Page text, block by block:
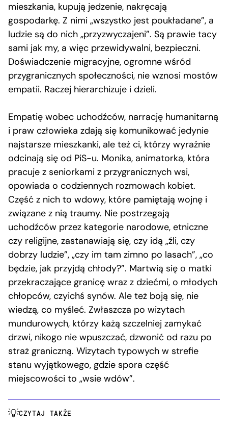
mieszkania, kupują jedzenie, nakręcają
gospodarkę. Z nimi „wszystko jest poukładane”, a
ludzie są do nich „przyzwyczajeni”. Są prawie tacy
sami jak my, a więc przewidywalni, bezpieczni.
Doświadczenie migracyjne, ogromne wśród
przygranicznych społeczności, nie wznosi mostów
empatii. Raczej hierarchizuje i dzieli.
Empatię wobec uchodźców, narrację humanitarną
i praw człowieka zdają się komunikować jedynie
najstarsze mieszkanki, ale też ci, którzy wyraźnie
odcinają się od PiS-u. Monika, animatorka, która
pracuje z seniorkami z przygranicznych wsi,
opowiada o codziennych rozmowach kobiet.
Część z nich to wdowy, które pamiętają wojnę i
związane z nią traumy. Nie postrzegają
uchodźców przez kategorie narodowe, etniczne
czy religijne, zastanawiają się, czy idą „źli, czy
dobrzy ludzie”, „czy im tam zimno po lasach”, „co
będzie, jak przyjdą chłody?”. Martwią się o matki
przekraczające granicę wraz z dziećmi, o młodych
chłopców, czyichś synów. Ale też boją się, nie
wiedzą, co myśleć. Zwłaszcza po wizytach
mundurowych, którzy każą szczelniej zamykać
drzwi, nikogo nie wpuszczać, dzwonić od razu po
straż graniczną. Wizytach typowych w strefie
stanu wyjątkowego, gdzie spora część
miejscowości to „wsie wdów”.
CZYTAJ TAKŻE